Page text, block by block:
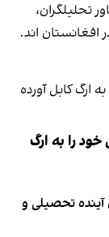
تحلیلگران،
اند.
را به ارگ
آینده تحصیلی و